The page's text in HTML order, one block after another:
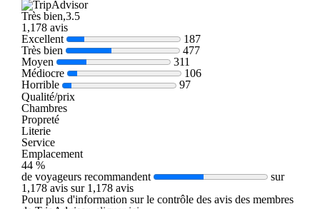
Très bien,3.5
1,178 avis
Excellent
187
Très bien
477
Moyen
311
Médiocre
106
Horrible
97
Qualité/prix
Chambres
Propreté
Literie
Service
Emplacement
44 %
de voyageurs recommandent
sur
1,178 avis sur 1,178 avis
Pour plus d'information sur le contrôle des avis des membres